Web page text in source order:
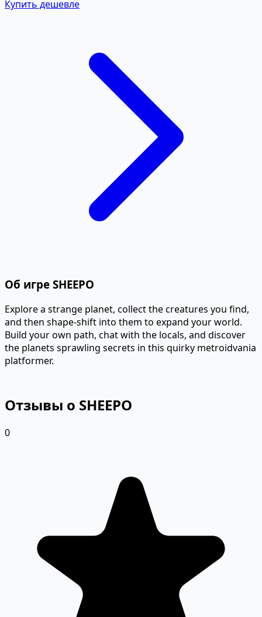
Купить дешевле
Об игре SHEEPO
Explore a strange planet, collect the creatures you find,
and then shape-shift into them to expand your world.
Build your own path, chat with the locals, and discover
the planets sprawling secrets in this quirky metroidvania
platformer.
Отзывы о SHEEPO
0